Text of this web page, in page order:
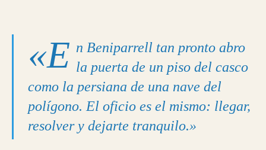
«E n Beniparrell tan pronto abro
la puerta de un piso del casco
como la persiana de una nave del
polígono. El oficio es el mismo: llegar,
resolver y dejarte tranquilo.»